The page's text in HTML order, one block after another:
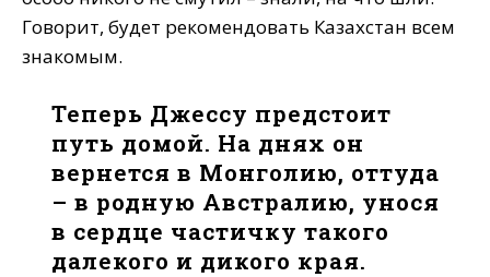
Говорит, будет рекомендовать Казахстан всем
знакомым.
Теперь Джессу предстоит
путь домой. На днях он
вернется в Монголию, оттуда
– в родную Австралию, унося
в сердце частичку такого
далекого и дикого края.